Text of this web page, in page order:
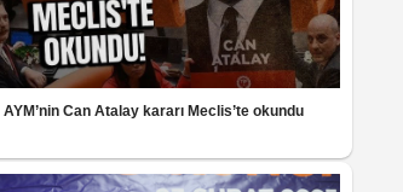
AYM’nin Can Atalay kararı Meclis’te okundu